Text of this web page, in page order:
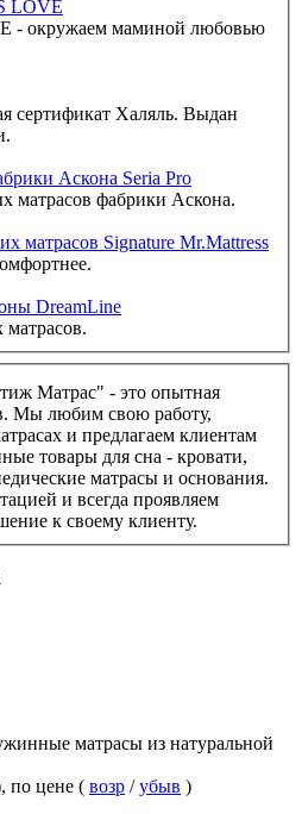
LOVE
- окружаем маминой любовью
сертификат Халяль. Выдан
Аскона Seria Pro
матрасов фабрики Аскона.
матрасов Signature Mr.Mattress
DreamLine
Матрас" - это опытная
Мы любим свою работу,
и предлагаем клиентам
товары для сна - кровати,
матрасы и основания.
и всегда проявляем
к своему клиенту.
матрасы из натуральной
по цене ( возр /убыв )